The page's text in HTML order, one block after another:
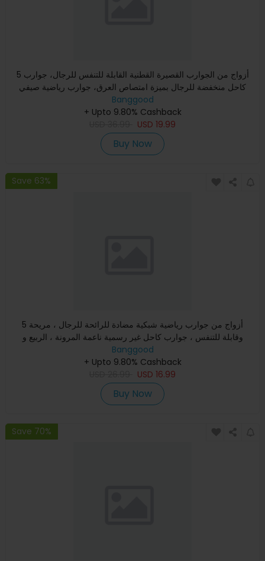
5 أزواج من الجوارب القصيرة القطنية القابلة للتنفس للرجال، جوارب
كاحل منخفضة للرجال بميزة امتصاص العرق، جوارب رياضية صيفي
Banggood
+ Upto 9.80% Cashback
USD 19.99
Buy Now
Save 63%
5 أزواج من جوارب رياضية شبكية مضادة للرائحة للرجال ، مريحة
وقابلة للتنفس ، جوارب كاحل غير رسمية ناعمة المرونة ، الربيع و
Banggood
+ Upto 9.80% Cashback
USD 16.99
Buy Now
Save 70%